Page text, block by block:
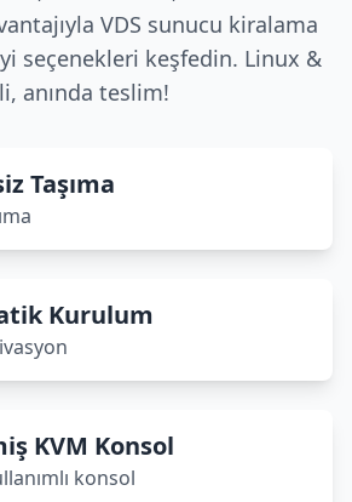
VDS sunucu kiralama
seçenekleri keşfedin. Linux &
anında teslim!
Taşıma
Kurulum
KVM Konsol
konsol